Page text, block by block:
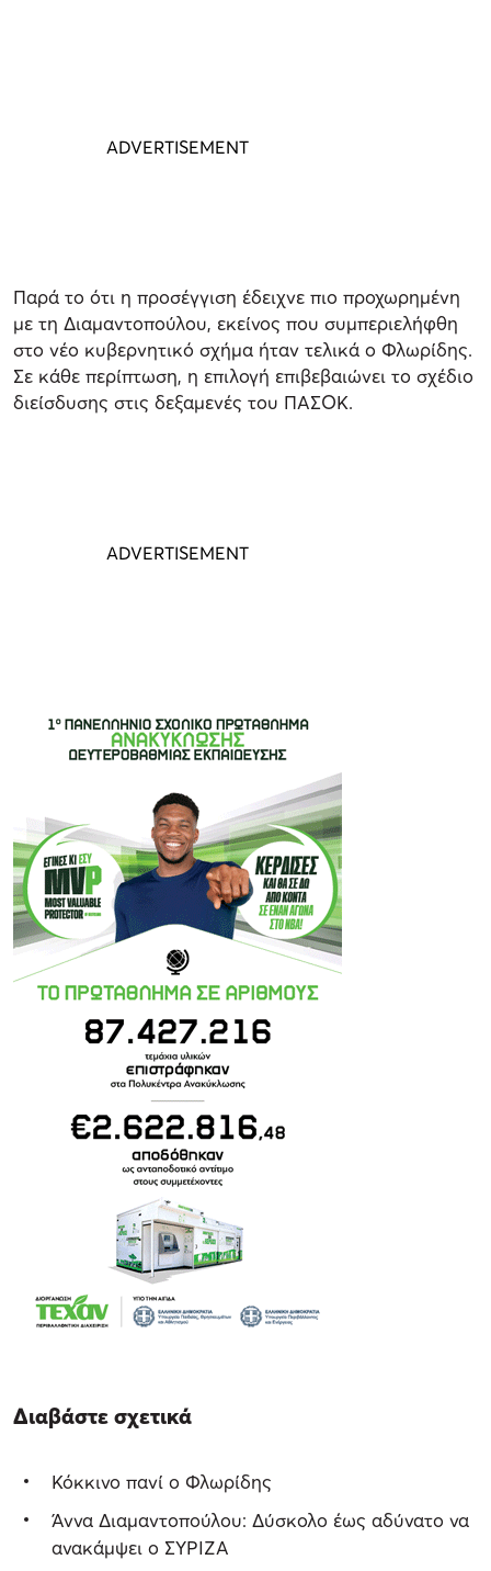
Παρά το ότι η προσέγγιση έδειχνε πιο προχωρημένη
με τη Διαμαντοπούλου, εκείνος που συμπεριελήφθη
στο νέο κυβερνητικό σχήμα ήταν τελικά ο Φλωρίδης.
Σε κάθε περίπτωση, η επιλογή επιβεβαιώνει το σχέδιο
διείσδυσης στις δεξαμενές του ΠΑΣΟΚ.
Διαβάστε σχετικά
Κόκκινο πανί ο Φλωρίδης
Άννα Διαμαντοπούλου: Δύσκολο έως αδύνατο να
ανακάμψει ο ΣΥΡΙΖΑ